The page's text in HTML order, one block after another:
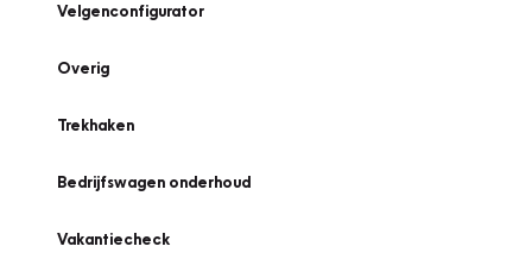
Velgenconfigurator
Overig
Trekhaken
Bedrijfswagen onderhoud
Vakantiecheck